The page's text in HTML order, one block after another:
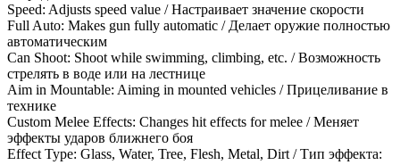
Speed: Adjusts speed value / Настраивает значение скорости
Full Auto: Makes gun fully automatic / Делает оружие полностью
автоматическим
Can Shoot: Shoot while swimming, climbing, etc. / Возможность
стрелять в воде или на лестнице
Aim in Mountable: Aiming in mounted vehicles / Прицеливание в
технике
Custom Melee Effects: Changes hit effects for melee / Меняет
эффекты ударов ближнего боя
Effect Type: Glass, Water, Tree, Flesh, Metal, Dirt / Тип эффекта: